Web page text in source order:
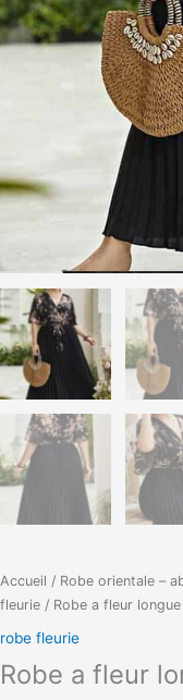
Accueil / Robe orientale –
fleurie / Robe a fleur longue
robe fleurie
Robe a fleur